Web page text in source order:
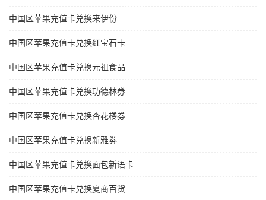
中国区苹果充值卡兑换来伊份
中国区苹果充值卡兑换红宝石卡
中国区苹果充值卡兑换元祖食品
中国区苹果充值卡兑换功德林劵
中国区苹果充值卡兑换杏花楼劵
中国区苹果充值卡兑换新雅劵
中国区苹果充值卡兑换面包新语卡
中国区苹果充值卡兑换夏商百货